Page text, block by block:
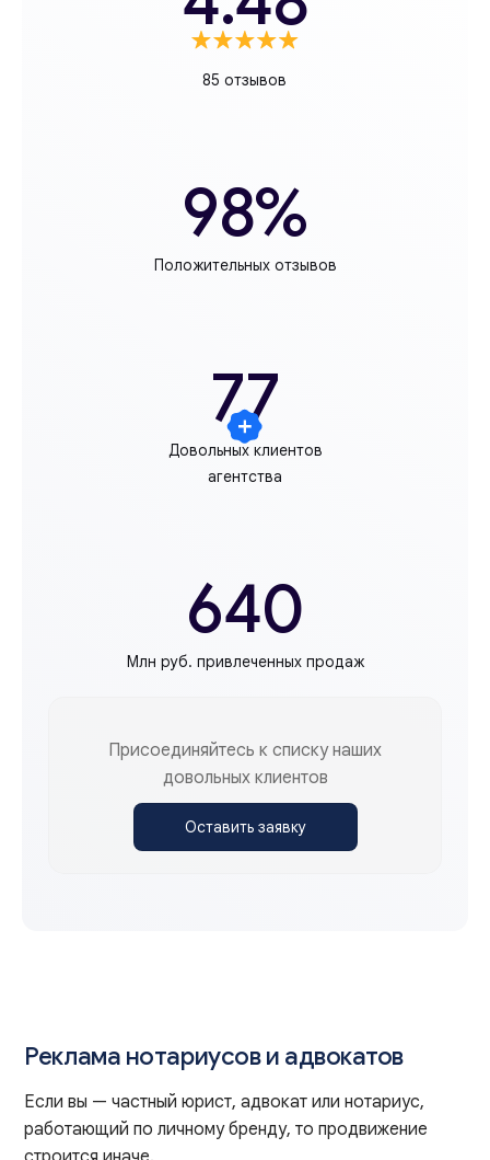
85 отзывов
98%
Положительных отзывов
77
Довольных клиентов
агентства
640
Млн руб. привлеченных продаж
Присоединяйтесь к списку наших
довольных клиентов
Оставить заявку
Реклама нотариусов и адвокатов
Если вы — частный юрист, адвокат или нотариус,
работающий по личному бренду, то продвижение